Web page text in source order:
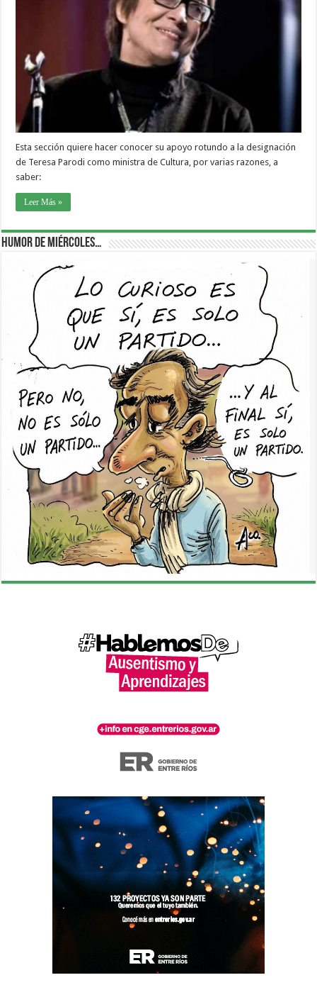
Esta sección quiere hacer conocer su apoyo rotundo a la designación
de Teresa Parodi como ministra de Cultura, por varias razones, a
saber:
Leer Más »
Humor de Miércoles…